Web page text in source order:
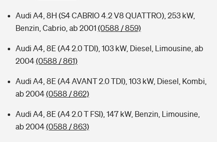
Audi A4, 8H (S4 CABRIO 4.2 V8 QUATTRO), 253 kW,
Benzin, Cabrio, ab 2001 (0588 / 859)
Audi A4, 8E (A4 2.0 TDI), 103 kW, Diesel, Limousine, ab
2004(0588 / 861)
Audi A4, 8E (A4 AVANT 2.0 TDI), 103 kW, Diesel, Kombi,
ab 2004(0588 / 862)
Audi A4, 8E (A4 2.0 T FSI), 147 kW, Benzin, Limousine,
ab 2004(0588 / 863)